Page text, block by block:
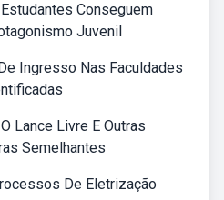
Conseguem
Juvenil
Ingresso Nas Faculdades
Lance Livre E Outras
Semelhantes
De Eletrização